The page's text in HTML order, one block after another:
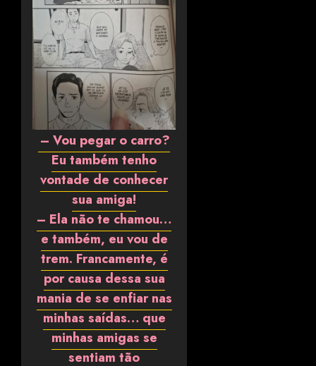
– Vou pegar o carro?
Eu também tenho
vontade de conhecer
sua amiga!
– Ela não te chamou…
e também, eu vou de
trem. Francamente, é
por causa dessa sua
mania de se enfiar nas
minhas saídas… que
minhas amigas se
sentiam tão